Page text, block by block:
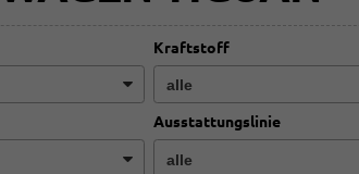
Kraftstoff
Ausstattungslinie